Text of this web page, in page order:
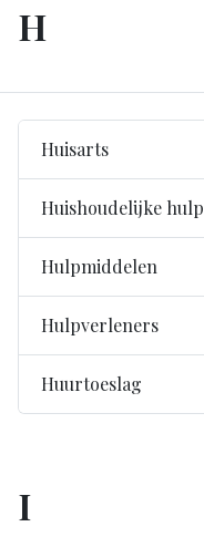
H
Huisarts
Huishoudelijke hulp
Hulpmiddelen
Hulpverleners
Huurtoeslag
I